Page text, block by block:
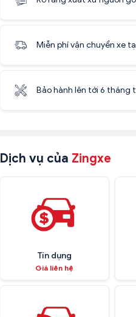
Miễn phí vận chuyển xe
Bảo hành lên tới 6 tháng
Dịch vụ của Zingxe
Tín dụng
Giá liên hệ